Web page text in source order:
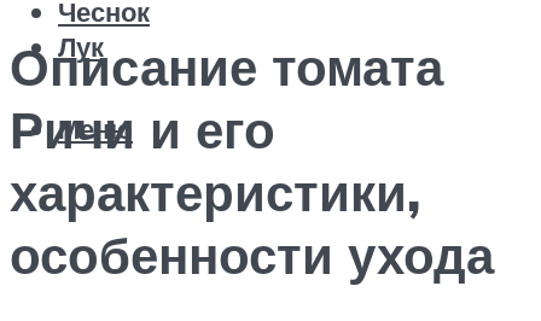
Чеснок
Лук
Меню
Описание томата
Ричи и его
характеристики,
особенности ухода